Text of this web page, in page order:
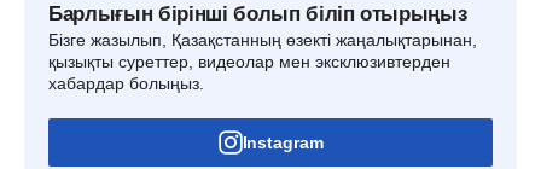
Барлығын бірінші болып біліп отырыңыз
Бізге жазылып, Қазақстанның өзекті жаңалықтарынан,
қызықты суреттер, видеолар мен эксклюзивтерден
хабардар болыңыз.
Instagram